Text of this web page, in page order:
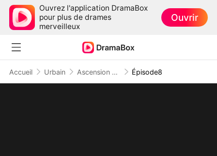
Ouvrez l'application DramaBox
pour plus de drames
merveilleux
Ouvrir
Accueil Urbain Ascension d'un Employé Épisode8